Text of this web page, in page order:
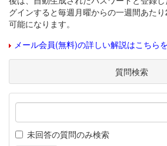
グインすると毎週月曜からの一週間あた
可能になります。
メール会員(無料)の詳しい解説はこちら
質問検索
未回答の質問のみ検索